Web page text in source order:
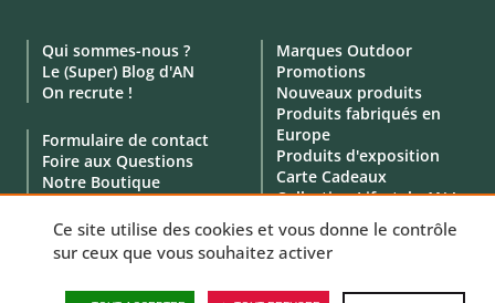
Qui sommes-nous ?
Le (Super) Blog d'AN
On recrute !
Formulaire de contact
Foire aux Questions
Notre Boutique
Click & Collect
Location de matériel
Avis clients
Marques Outdoor
Promotions
Nouveaux produits
Produits fabriqués en
Europe
Produits d'exposition
Carte Cadeaux
Collection Lifestyle AN !
Ce site utilise des cookies et vous donne le contrôle
sur ceux que vous souhaitez activer